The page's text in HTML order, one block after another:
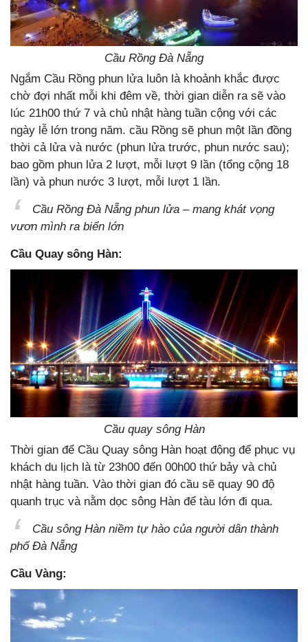
Cầu Rồng Đà Nẵng
Ngắm Cầu Rồng phun lửa luôn là khoảnh khắc được
chờ đợi nhất mỗi khi đêm về, thời gian diễn ra sẽ vào
lúc 21h00 thứ 7 và chủ nhật hàng tuần cộng với các
ngày lễ lớn trong năm. cầu Rồng sẽ phun một lần đồng
thời cả lửa và nước (phun lửa trước, phun nước sau);
bao gồm phun lửa 2 lượt, mỗi lượt 9 lần (tổng cộng 18
lần) và phun nước 3 lượt, mỗi lượt 1 lần.
Cầu Rồng Đà Nẵng phun lửa – mang khát vọng
vươn mình ra biển lớn
Cầu Quay sông Hàn:
Cầu quay sông Hàn
Thời gian để Cầu Quay sông Hàn hoạt động để phục vụ
khách du lịch là từ 23h00 đến 00h00 thứ bảy và chủ
nhật hàng tuần. Vào thời gian đó cầu sẽ quay 90 độ
quanh trục và nằm dọc sông Hàn để tàu lớn đi qua.
Cầu sông Hàn niềm tự hào của người dân thành
phố Đà Nẵng
Cầu Vàng: